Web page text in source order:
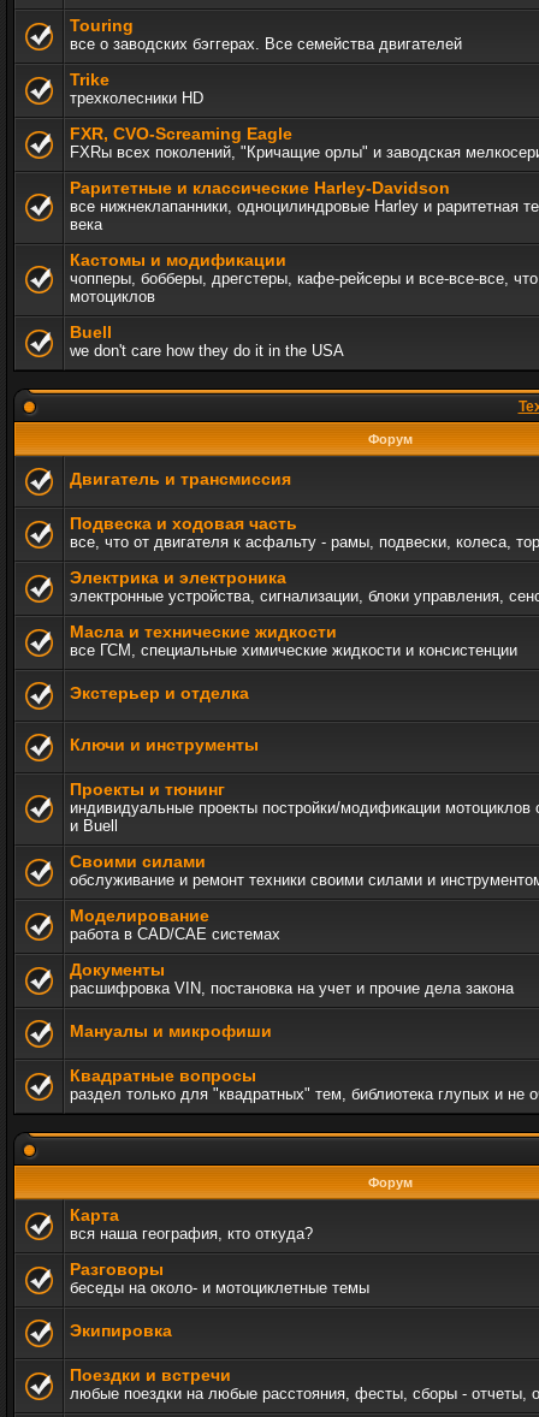
Touring
все о заводских бэггерах. Все семейства двигателей
Trike
трехколесники HD
FXR, СVO-Screaming Eagle
FXRы всех поколений, "Кричащие орлы" и заводская
Раритетные и классические Harley-Davidson
все нижнеклапанники, одноцилиндровые Harley и раритетная
века
Кастомы и модификации
чопперы, бобберы, дрегстеры, кафе-рейсеры и все-все-все,
мотоциклов
Buell
we don't care how they do it in the USA
Форум
Двигатель и трансмиссия
Подвеска и ходовая часть
все, что от двигателя к асфальту - рамы, подвески, колеса,
Электрика и электроника
электронные устройства, сигнализации, блоки управления,
Масла и технические жидкости
все ГСМ, специальные химические жидкости и консистенции
Экстерьер и отделка
Ключи и инструменты
Проекты и тюнинг
индивидуальные проекты постройки/модификации мотоциклов
и Buell
Своими силами
обслуживание и ремонт техники своими силами и
Моделирование
работа в CAD/CAE системах
Документы
расшифровка VIN, постановка на учет и прочие дела закона
Мануалы и микрофиши
Квадратные вопросы
раздел только для "квадратных" тем, библиотека глупых и не
Форум
Карта
вся наша география, кто откуда?
Разговоры
беседы на около- и мотоциклетные темы
Экипировка
Поездки и встречи
любые поездки на любые расстояния, фесты, сборы - отчеты,